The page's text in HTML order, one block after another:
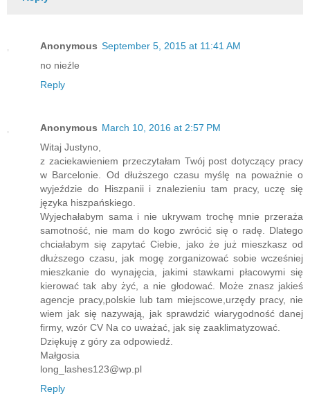
Anonymous September 5, 2015 at 11:41 AM
no nieźle
Reply
Anonymous March 10, 2016 at 2:57 PM
Witaj Justyno,
z zaciekawieniem przeczytałam Twój post dotyczący pracy
w Barcelonie. Od dłuższego czasu myślę na poważnie o
wyjeździe do Hiszpanii i znalezieniu tam pracy, uczę się
języka hiszpańskiego.
Wyjechałabym sama i nie ukrywam trochę mnie przeraża
samotność, nie mam do kogo zwrócić się o radę. Dlatego
chciałabym się zapytać Ciebie, jako że już mieszkasz od
dłuższego czasu, jak mogę zorganizować sobie wcześniej
mieszkanie do wynajęcia, jakimi stawkami płacowymi się
kierować tak aby żyć, a nie głodować. Może znasz jakieś
agencje pracy,polskie lub tam miejscowe,urzędy pracy, nie
wiem jak się nazywają, jak sprawdzić wiarygodność danej
firmy, wzór CV Na co uważać, jak się zaaklimatyzować.
Dziękuję z góry za odpowiedź.
Małgosia
long_lashes123@wp.pl
Reply